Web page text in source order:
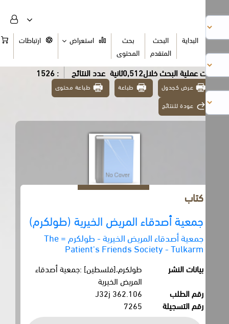
البداية
البحث
بحث
المحتوى
استعراض ارتباطات السلة
البحث خلال0,512ثانية عدد النتائج : 1526
عرض كجدول طباعة طباعة محتوى
عودة للنتائج
جمعية أصدقاء المريض الخيرية (طولكرم)
جمعية أصدقاء المريض الخيرية - طولكرم = The
Patient's Friends Society - Tulkarm
بيانات النشر
طولكرم،[فلسطين] :جمعية أصدقاء
المريض الخيرية
رقم الطلب
362.106 J32j
رقم التسجيلة
7265